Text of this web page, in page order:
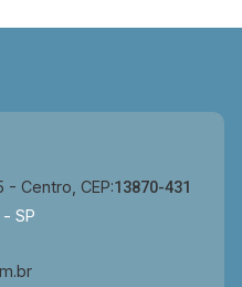
- Centro, CEP:13870-431
SP